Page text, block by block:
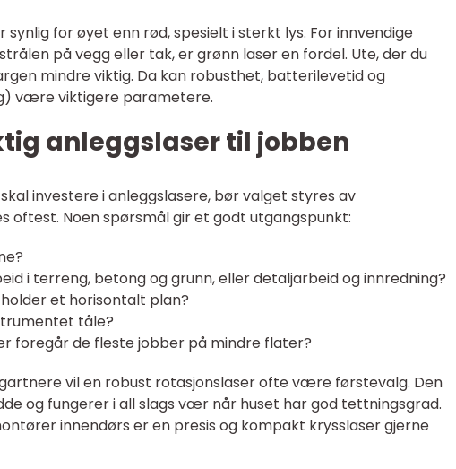
for øyet enn rød, spesielt i sterkt lys. For innvendige
på vegg eller tak, er grønn laser en fordel. Ute, der du
mindre viktig. Da kan robusthet, batterilevetid og
være viktigere parametere.
anleggslaser til jobben
investere i anleggslasere, bør valget styres av
oftest. Noen spørsmål gir et godt utgangspunkt:
i terreng, betong og grunn, eller detaljarbeid og innredning?
et horisontalt plan?
tåle?
foregår de fleste jobber på mindre flater?
vil en robust rotasjonslaser ofte være førstevalg. Den
og fungerer i all slags vær når huset har god tettningsgrad.
innendørs er en presis og kompakt krysslaser gjerne